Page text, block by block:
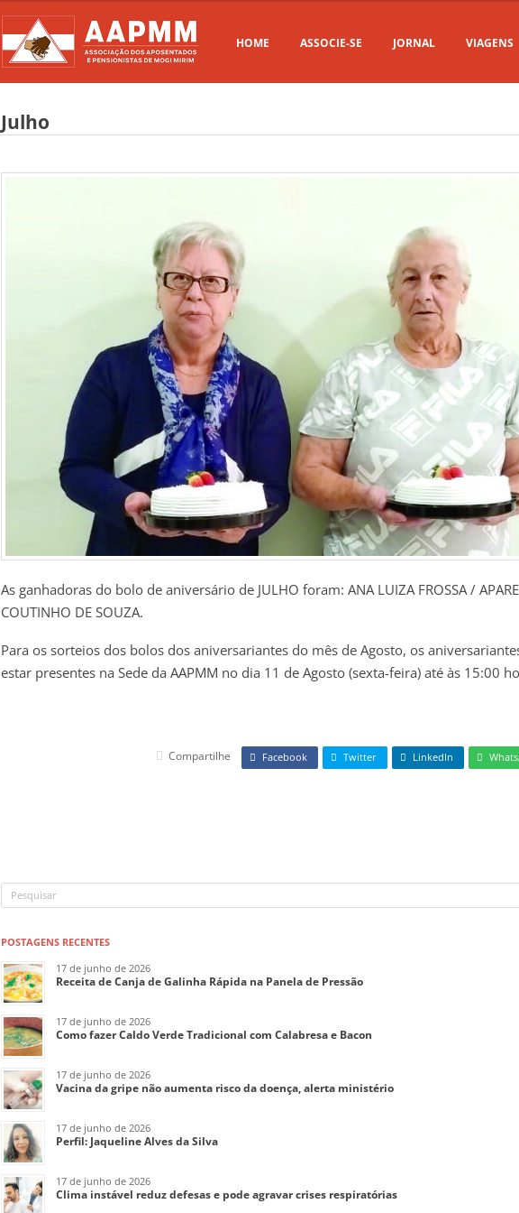
HOME ASSOCIE-SE JORNAL VIAGENS
Julho
As ganhadoras do bolo de aniversário de JULHO foram: ANA LUIZA FROSSA /
COUTINHO DE SOUZA.
Para os sorteios dos bolos dos aniversariantes do mês de Agosto, os
estar presentes na Sede da AAPMM no dia 11 de Agosto (sexta-feira) até às 15:00
Compartilhe Facebook Twitter LinkedIn
POSTAGENS RECENTES
17 de junho de 2026
Receita de Canja de Galinha Rápida na Panela de Pressão
17 de junho de 2026
Como fazer Caldo Verde Tradicional com Calabresa e Bacon
17 de junho de 2026
Vacina da gripe não aumenta risco da doença, alerta ministério
17 de junho de 2026
Perfil: Jaqueline Alves da Silva
17 de junho de 2026
Clima instável reduz defesas e pode agravar crises respiratórias